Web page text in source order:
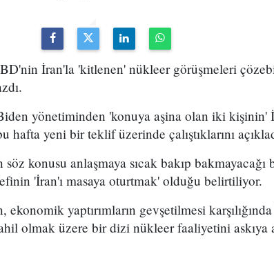
İran'la 'kitlenen' nükleer görüşmeleri
yönetiminden 'konuya aşina olan iki kişinin'
hafta yeni bir teklif üzerinde çalıştıklarını
konusu anlaşmaya sıcak bakıp
'İran'ı masaya oturtmak' olduğu belirtiliyor.
yaptırımların gevşetilmesi
olmak üzere bir dizi nükleer faaliyetini askıya